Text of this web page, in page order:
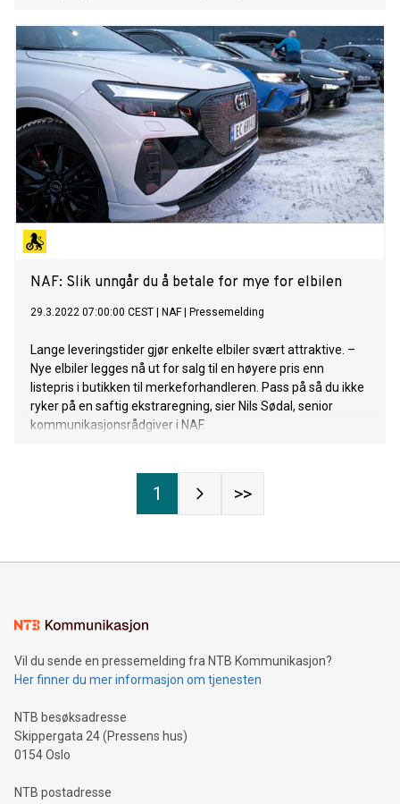
NAF: Slik unngår du å betale for mye for elbilen
29.3.2022 07:00:00 CEST NAF| Pressemelding
Lange leveringstider gjør enkelte elbiler svært attraktive. –
Nye elbiler legges nå ut for salg til en høyere pris enn
listepris i butikken til merkeforhandleren. Pass på så du ikke
ryker på en saftig ekstraregning, sier Nils Sødal, senior
kommunikasjonsrådgiver i NAF.
1 >>
Vil du sende en pressemelding fra NTB Kommunikasjon?
Her finner du mer informasjon om tjenesten
NTB besøksadresse
Skippergata 24 (Pressens hus)
0154 Oslo
NTB postadresse